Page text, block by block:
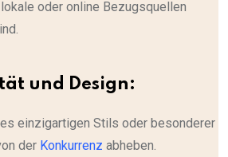
oder online Bezugsquellen
und Design:
einzigartigen Stils oder besonderer
der Konkurrenz abheben.